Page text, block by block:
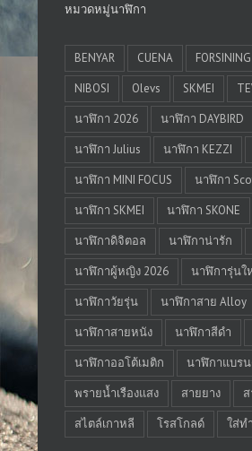
หมวดหมู่นาฬิกา
BENYAR CUENA FORSINING
NIBOSI
Olevs SKMEI
นาฬิกา 2026
นาฬิกา DAYBIRD
นาฬิกา Julius
นาฬิกา KEZZI
นาฬิกา MINI FOCUS
นาฬิกา
นาฬิกา SKMEI
นาฬิกา SKONE
นาฬิกาดิจิตอล
นาฬิกาน่ารัก
นาฬิกาผู้หญิง 2026
นาฬิการุ่นใ
นาฬิกาวัยรุ่น
นาฬิกาสาย Alloy
นาฬิกาสายหนัง
นาฬิกาสีดำ
นาฬิกาออโต้เมติก
นาฬิกาแบร
พรายน้ำเรืองแสง
สายยาง
สไตล์เกาหลี
โรสโกลด์ ใส่ท